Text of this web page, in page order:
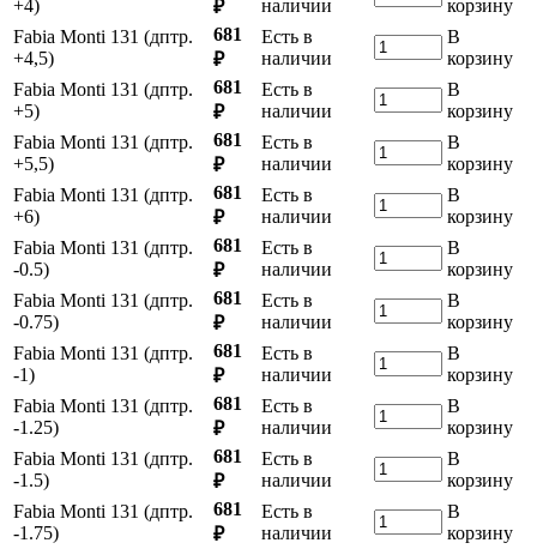
+4) ₽ наличии
корзину
Fabia Monti 131 (дптр.
+4,5)
681
₽
Есть в
наличии
В
корзину
Fabia Monti 131 (дптр.
+5)
681
₽
Есть в
наличии
В
корзину
Fabia Monti 131 (дптр.
+5,5)
681
₽
Есть в
наличии
В
корзину
Fabia Monti 131 (дптр.
+6)
681
₽
Есть в
наличии
В
корзину
Fabia Monti 131 (дптр.
-0.5)
681
₽
Есть в
наличии
В
корзину
Fabia Monti 131 (дптр.
-0.75)
681
₽
Есть в
наличии
В
корзину
Fabia Monti 131 (дптр.
-1)
681
₽
Есть в
наличии
В
корзину
Fabia Monti 131 (дптр.
-1.25)
681
₽
Есть в
наличии
В
корзину
Fabia Monti 131 (дптр.
-1.5)
681
₽
Есть в
наличии
В
корзину
Fabia Monti 131 (дптр.
-1.75)
681
₽
Есть в
наличии
В
корзину